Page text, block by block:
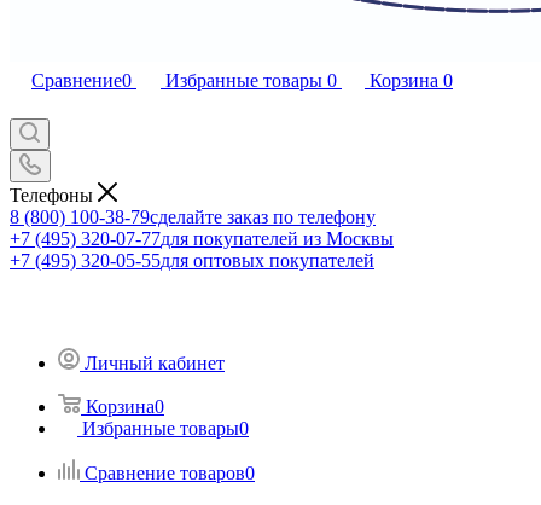
Сравнение0 Избранные товары 0 Корзина 0
Телефоны
8 (800) 100-38-79сделайте заказ по телефону
+7 (495) 320-07-77для покупателей из Москвы
+7 (495) 320-05-55для оптовых покупателей
Личный кабинет
Корзина0
Избранные товары0
Сравнение товаров0